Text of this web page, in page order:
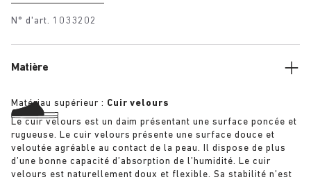
N° d'art. 1033202
Matière
Matériau supérieur : Cuir velours
Le cuir velours est un daim présentant une surface poncée et
rugueuse. Le cuir velours présente une surface douce et
veloutée agréable au contact de la peau. Il dispose de plus
d’une bonne capacité d’absorption de l’humidité. Le cuir
velours est naturellement doux et flexible. Sa stabilité n’est